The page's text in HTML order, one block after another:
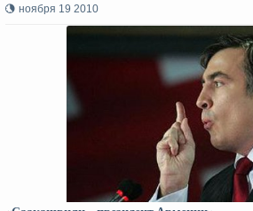
ноября 19 2010